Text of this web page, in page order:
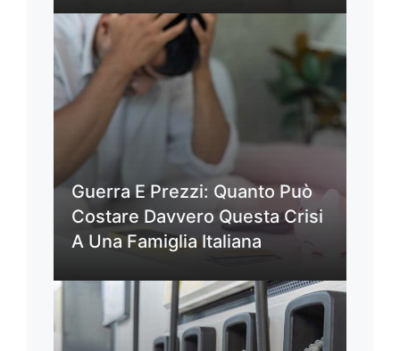
Guerra E Prezzi: Quanto Può
Costare Davvero Questa Crisi
A Una Famiglia Italiana